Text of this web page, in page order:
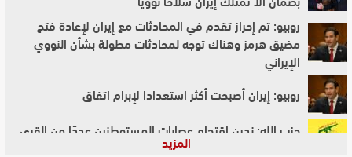
روبيو: تم إحراز تقدم في المحادثات مع إيران لإعادة فتح
مضيق هرمز وهناك توجه لمحادثات مطولة بشأن النووي
الإيراني
روبيو: إيران أصبحت أكثر استعدادا لإبرام اتفاق
حزب الله: ندين اقتحام عصابات المستوطنين عددًا من القرى
قرب مدينة نابلس وآن للمجتمع الدولي أن يتحمل مسؤولياته
المزيد